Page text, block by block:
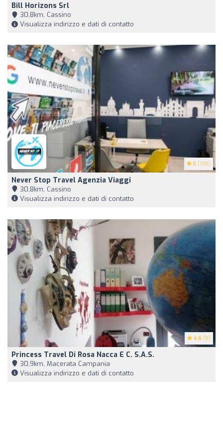
Bill Horizons Srl
30,8km, Cassino
Visualizza indirizzo e dati di contatto
5 (198)
Never Stop Travel Agenzia Viaggi
30,8km, Cassino
Visualizza indirizzo e dati di contatto
4.6 (9)
Princess Travel Di Rosa Nacca E C. S.A.S.
30,9km, Macerata Campania
Visualizza indirizzo e dati di contatto